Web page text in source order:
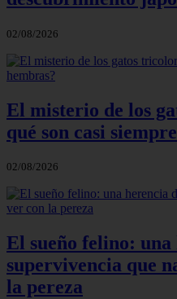
02/08/2026
El misterio de los
qué son casi
02/08/2026
El sueño felino: una
supervivencia que
la pereza